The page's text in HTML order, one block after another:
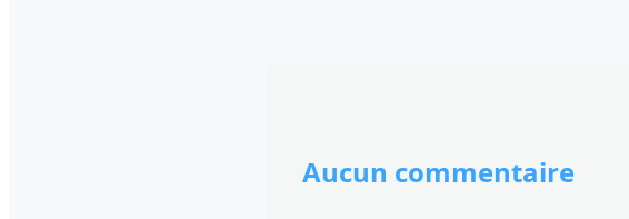
Aucun commentaire